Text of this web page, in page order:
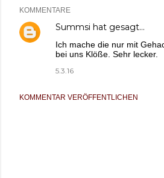
KOMMENTARE
Summsi hat gesagt…
Ich mache die nur mit
bei uns Klöße. Sehr lecker.
5.3.16
KOMMENTAR VERÖFFENTLICHEN